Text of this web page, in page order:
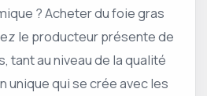
? Acheter du foie gras
le producteur présente de
tant au niveau de la qualité
unique qui se crée avec les